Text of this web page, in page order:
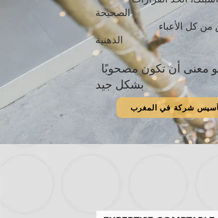
الصحيحة
وتخلّص من كل الأعباء
الذهنية
بشكل جيد
شركة في المغرب